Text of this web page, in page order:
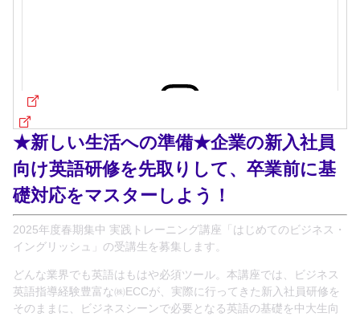
この投稿をInstagramで見る
★新しい生活への準備★企業の新入社員
向け英語研修を先取りして、卒業前に基
礎対応をマスターしよう！
2025年度春期集中 実践トレーニング講座「はじめてのビジネス・
イングリッシュ」の受講生を募集します。
どんな業界でも英語はもはや必須ツール。本講座では、ビジネス
英語指導経験豊富な㈱ECCが、実際に行ってきた新入社員研修を
そのままに、ビジネスシーンで必要となる英語の基礎を中大生向